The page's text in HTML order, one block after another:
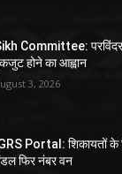
Committee: परविंदर
होने का आह्वान
3, 2026
Portal: शिकायतों के
फिर नंबर वन